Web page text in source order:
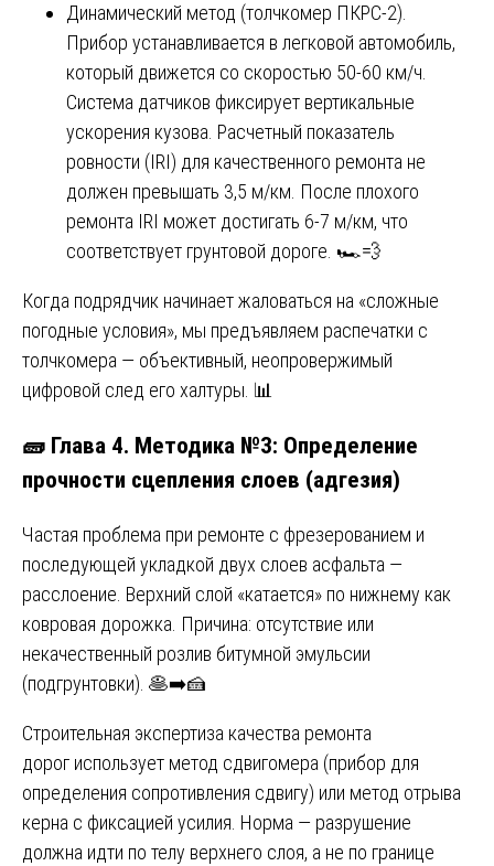
Динамический метод (толчкомер ПКРС-2).
Прибор устанавливается в легковой автомобиль,
который движется со скоростью 50-60 км/ч.
Система датчиков фиксирует вертикальные
ускорения кузова. Расчетный показатель
ровности (IRI) для качественного ремонта не
должен превышать 3,5 м/км. После плохого
ремонта IRI может достигать 6-7 м/км, что
соответствует грунтовой дороге. 🏎️💨
Когда подрядчик начинает жаловаться на «сложные
погодные условия», мы предъявляем распечатки с
толчкомера — объективный, неопровержимый
цифровой след его халтуры. 📊
🧱 Глава 4. Методика №3: Определение
прочности сцепления слоев (адгезия)
Частая проблема при ремонте с фрезерованием и
последующей укладкой двух слоев асфальта —
расслоение. Верхний слой «катается» по нижнему как
ковровая дорожка. Причина: отсутствие или
некачественный розлив битумной эмульсии
(подгрунтовки). 🥞➡️🍰
Строительная экспертиза качества ремонта
дорог использует метод сдвигомера (прибор для
определения сопротивления сдвигу) или метод отрыва
керна с фиксацией усилия. Норма — разрушение
должна идти по телу верхнего слоя, а не по границе